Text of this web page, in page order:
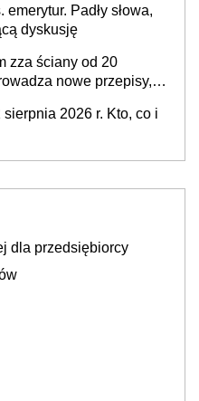
emerytur. Padły słowa,
dyskusję
zza ściany od 20
nowe przepisy,
2026 r. Kto, co i
dla przedsiębiorcy